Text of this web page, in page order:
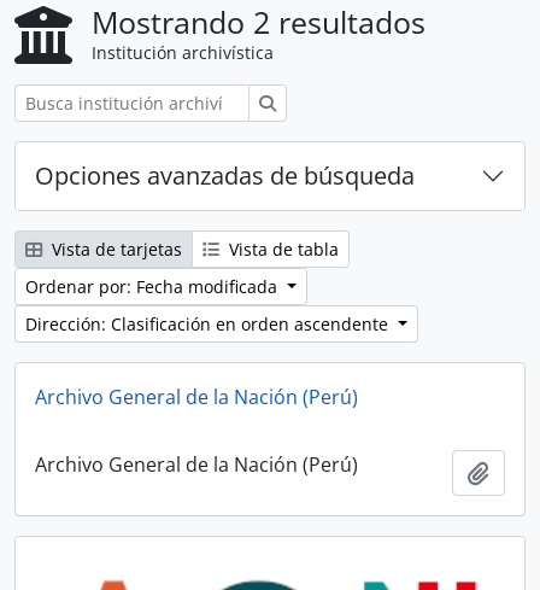
Mostrando 2 resultados
Institución archivística
Opciones avanzadas de búsqueda
Vista de tarjetas
Vista de tabla
Ordenar por: Fecha modificada
Dirección: Clasificación en orden ascendente
Archivo General de la Nación (Perú)
Archivo General de la Nación (Perú)